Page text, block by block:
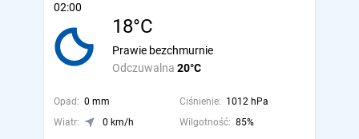
02:00
18°C
Odczuwalna 20°C
Prawie bezchmurnie
Opad: 0 mm Ciśnienie: 1012 hPa
Wiatr:
0 km/h Wilgotność: 85%